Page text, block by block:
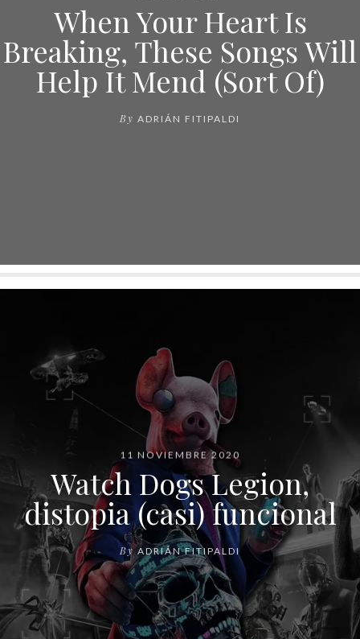
When Your Heart Is
Breaking, These Songs Will
Help It Mend (Sort Of)
By ADRIÁN FITIPALDI
11 NOVIEMBRE 2020
Watch Dogs Legion,
distopia (casi) funcional
By ADRIÁN FITIPALDI